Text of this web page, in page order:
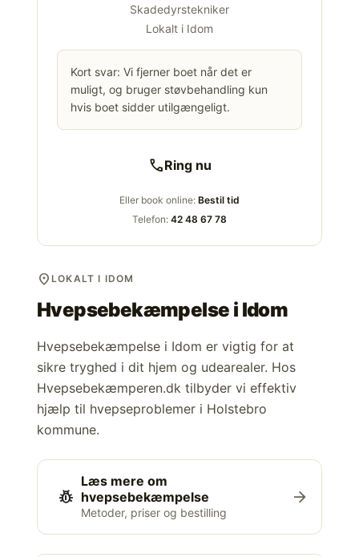
Skadedyrstekniker
Lokalt i Idom
Kort svar: Vi fjerner boet når det er
muligt, og bruger støvbehandling kun
hvis boet sidder utilgængeligt.
callRing nu
Eller book online: Bestil tid
Telefon: 42 48 67 78
location_on LOKALT I IDOM
Hvepsebekæmpelse i Idom
Hvepsebekæmpelse i Idom er vigtig for at
sikre tryghed i dit hjem og udearealer. Hos
Hvepsebekæmperen.dk tilbyder vi effektiv
hjælp til hvepseproblemer i Holstebro
kommune.
pest_control
Læs mere om
hvepsebekæmpelse
Metoder, priser og bestilling
arrow_forward